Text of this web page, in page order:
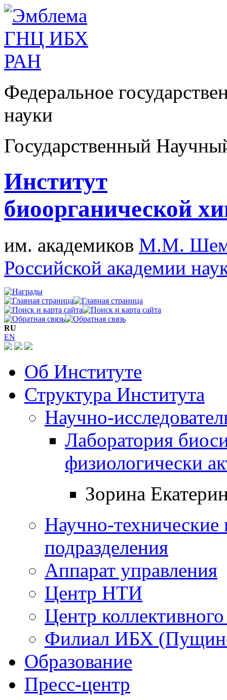
Федеральное
науки
Государственный
Институт
биоорганической
им. академиков М.М.
Российской академии
RU
EN
Об Институте
Структура Института
Научно-
Лаборатория
физиологически
Зорина
Научно-технические
подразделения
Аппарат управления
Центр НТИ
Центр
Филиал ИБХ
Образование
Пресс-центр